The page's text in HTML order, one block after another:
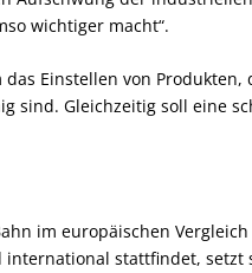
wichtiger macht“.
Einstellen von Produkten,
sind. Gleichzeitig soll eine
im europäischen
stattfindet, setzt